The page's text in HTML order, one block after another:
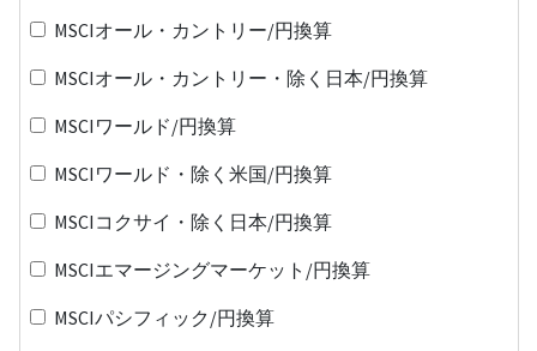
MSCIオール・カントリー/円換算
MSCIオール・カントリー・除く日本/円換算
MSCIワールド/円換算
MSCIワールド・除く米国/円換算
MSCIコクサイ・除く日本/円換算
MSCIエマージングマーケット/円換算
MSCIパシフィック/円換算